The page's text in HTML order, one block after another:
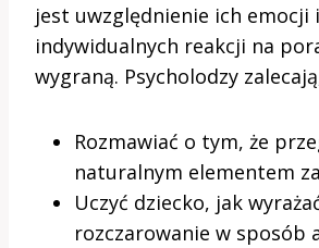
jest uwzględnienie ich emocji i
indywidualnych reakcji na
wygraną. Psycholodzy
Rozmawiać o tym, że
naturalnym elementem
Uczyć dziecko, jak
rozczarowanie w sposób